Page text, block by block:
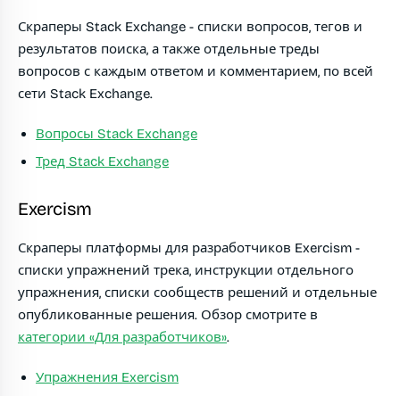
Скраперы Stack Exchange - списки вопросов, тегов и
результатов поиска, а также отдельные треды
вопросов с каждым ответом и комментарием, по всей
сети Stack Exchange.
Вопросы Stack Exchange
Тред Stack Exchange
Exercism
Скраперы платформы для разработчиков Exercism -
списки упражнений трека, инструкции отдельного
упражнения, списки сообществ решений и отдельные
опубликованные решения. Обзор смотрите в
категории «Для разработчиков».
Упражнения Exercism